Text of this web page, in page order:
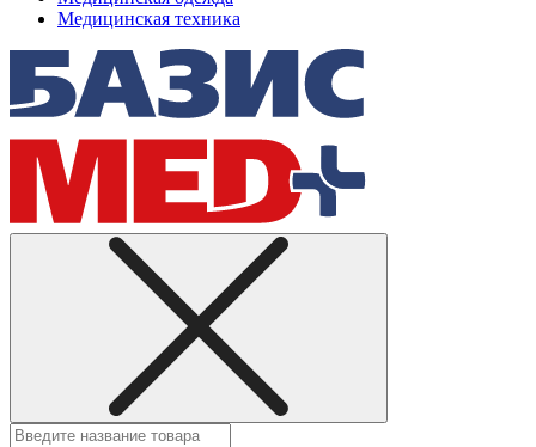
Медицинская техника